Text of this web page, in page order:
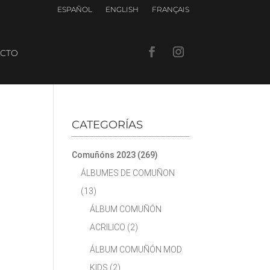
ESPAÑOL ENGLISH FRANÇAIS
CATEGORÍAS
Comuñóns 2023 (269)
ÁLBUMES DE COMUÑON
(13)
ÁLBUM COMUÑÓN
ACRILICO (2)
ÁLBUM COMUÑÓN MOD
KIDS (2)